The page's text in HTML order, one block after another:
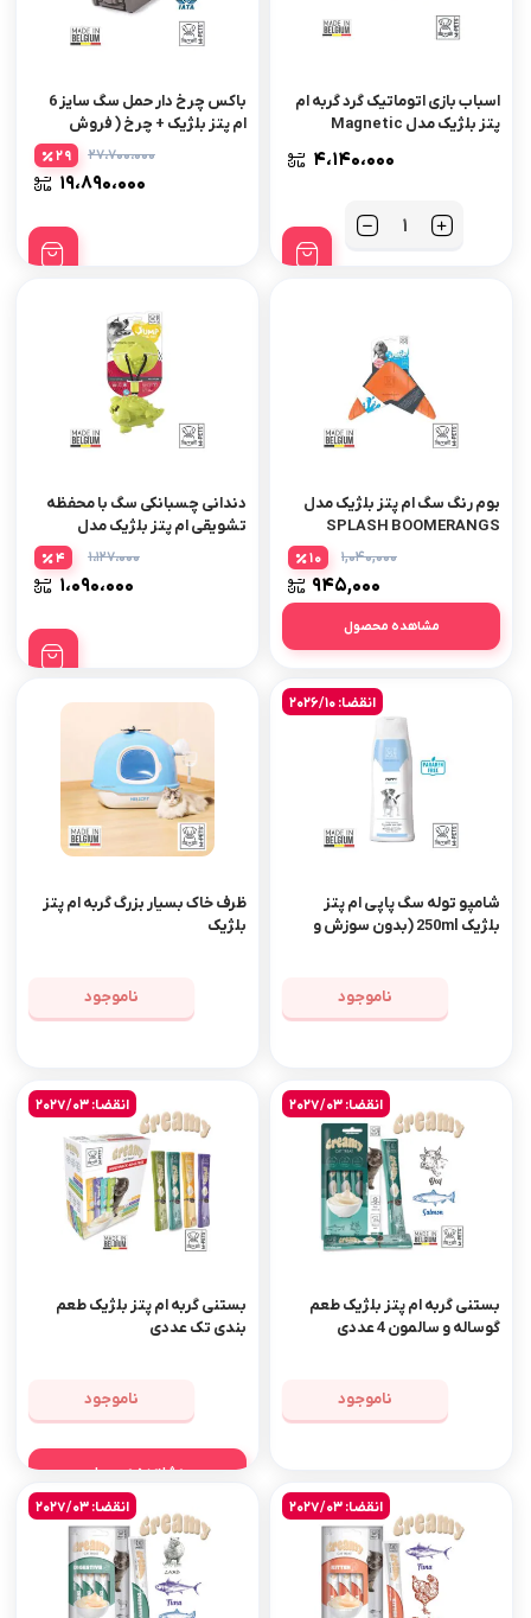
اسباب بازی اتوماتیک گرد گربه ام
پتز بلژیک مدل Magnetic
۴،۱۴۰،۰۰۰
تعداد
باکس چرخ دار حمل سگ سایز 6
ام پتز بلژیک + چرخ ( فروش
۲۷،۷۰۰،۰۰۰
۱۹،۸۹۰،۰۰۰
29
بوم رنگ سگ ام پتز بلژیک مدل
SPLASH BOOMERANGS
۱,۰۴۰,۰۰۰
۹۴۵,۰۰۰
10
مشاهده محصول
دندانی چسبانکی سگ با محفظه
تشویقی ام پتز بلژیک مدل
۱،۱۲۷،۰۰۰
۱،۰۹۰،۰۰۰
4
انقضا: 2026/10
شامپو توله سگ پاپی ام پتز
بلژیک 250ml (بدون سوزش و
ناموجود
ظرف خاک بسیار بزرگ گربه ام پتز
بلژیک
ناموجود
انقضا: 2027/03
بستنی گربه ام پتز بلژیک طعم
گوساله و سالمون 4 عددی
ناموجود
انقضا: 2027/03
بستنی گربه ام پتز بلژیک طعم
بندی تک عددی
ناموجود
مشاهده محصول
انقضا: 2027/03 انقضا: 2027/03